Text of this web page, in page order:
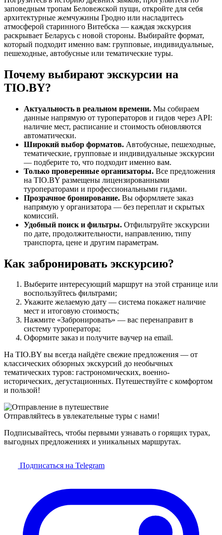
заповедным тропам Беловежской пущи, откройте для себя
архитектурные жемчужины Гродно или насладитесь
атмосферой старинного Витебска — каждая экскурсия
раскрывает Беларусь с новой стороны. Выбирайте формат,
который подходит именно вам: групповые, индивидуальные,
пешеходные, автобусные или тематические туры.
Почему выбирают экскурсии на
TIO.BY?
Актуальность в реальном времени. Мы собираем
данные напрямую от туроператоров и гидов через API:
наличие мест, расписание и стоимость обновляются
автоматически.
Широкий выбор форматов. Автобусные, пешеходные,
тематические, групповые и индивидуальные экскурсии
— подберите то, что подходит именно вам.
Только проверенные организаторы. Все предложения
на TIO.BY размещены лицензированными
туроператорами и профессиональными гидами.
Прозрачное бронирование. Вы оформляете заказ
напрямую у организатора — без переплат и скрытых
комиссий.
Удобный поиск и фильтры. Отфильтруйте экскурсии
по дате, продолжительности, направлению, типу
транспорта, цене и другим параметрам.
Как забронировать экскурсию?
Выберите интересующий маршрут на этой странице или
воспользуйтесь фильтрами;
Укажите желаемую дату — система покажет наличие
мест и итоговую стоимость;
Нажмите «Забронировать» — вас перенаправит в
систему туроператора;
Оформите заказ и получите ваучер на email.
На TIO.BY вы всегда найдёте свежие предложения — от
классических обзорных экскурсий до необычных
тематических туров: гастрономических, военно-
исторических, дегустационных. Путешествуйте с комфортом
и пользой!
Отправляйтесь в увлекательные туры с нами!
Подписывайтесь, чтобы первыми узнавать о горящих турах,
выгодных предложениях и уникальных маршрутах.
Подписаться на Telegram